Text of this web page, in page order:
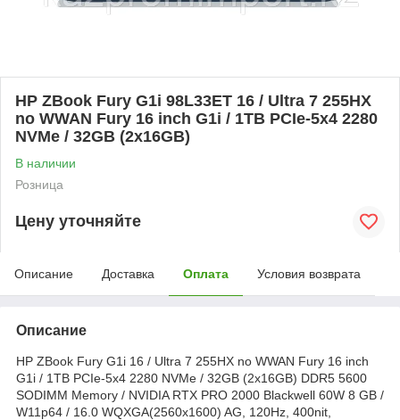
HP ZBook Fury G1i 98L33ET 16 / Ultra 7 255HX
no WWAN Fury 16 inch G1i / 1TB PCIe-5x4 2280
NVMe / 32GB (2x16GB)
В наличии
Розница
Цену уточняйте
Описание Доставка Оплата Условия возврата
Описание
HP ZBook Fury G1i 16 / Ultra 7 255HX no WWAN Fury 16 inch
G1i / 1TB PCIe-5x4 2280 NVMe / 32GB (2x16GB) DDR5 5600
SODIMM Memory / NVIDIA RTX PRO 2000 Blackwell 60W 8 GB /
W11p64 / 16.0 WQXGA(2560x1600) AG, 120Hz, 400nit,